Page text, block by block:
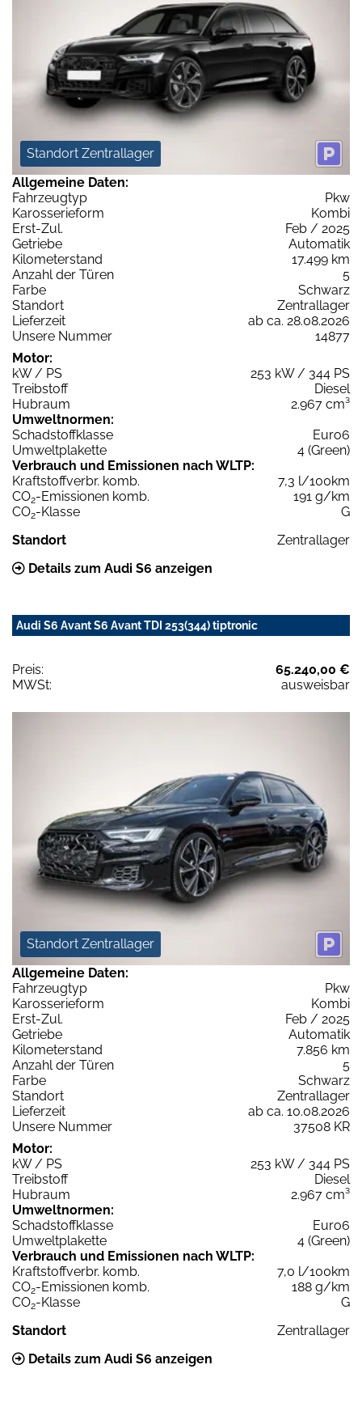
Standort Zentrallager
Allgemeine Daten:
Fahrzeugtyp
Pkw
Karosserieform
Kombi
Erst-Zul.
Feb / 2025
Getriebe
Automatik
Kilometerstand
17.499 km
Anzahl der Türen
5
Farbe
Schwarz
Standort
Zentrallager
Lieferzeit
ab ca. 28.08.2026
Unsere Nummer
14877
Motor:
kW / PS
253 kW / 344 PS
Treibstoff
Diesel
Hubraum
2.967 cm³
Umweltnormen:
Schadstoffklasse
Euro6
Umweltplakette
4 (Green)
Verbrauch und Emissionen nach WLTP:
Kraftstoffverbr. komb.
7,3 l/100km
CO2-Emissionen komb.
191 g/km
CO2-Klasse
G
Standort
Zentrallager
Details zum Audi S6 anzeigen
Audi S6 Avant S6 Avant TDI 253(344) tiptronic
Preis:
65.240,00 €
MWSt:
ausweisbar
Standort Zentrallager
Allgemeine Daten:
Fahrzeugtyp
Pkw
Karosserieform
Kombi
Erst-Zul.
Feb / 2025
Getriebe
Automatik
Kilometerstand
7.856 km
Anzahl der Türen
5
Farbe
Schwarz
Standort
Zentrallager
Lieferzeit
ab ca. 10.08.2026
Unsere Nummer
37508 KR
Motor:
kW / PS
253 kW / 344 PS
Treibstoff
Diesel
Hubraum
2.967 cm³
Umweltnormen:
Schadstoffklasse
Euro6
Umweltplakette
4 (Green)
Verbrauch und Emissionen nach WLTP:
Kraftstoffverbr. komb.
7,0 l/100km
CO2-Emissionen komb.
188 g/km
CO2-Klasse
G
Standort
Zentrallager
Details zum Audi S6 anzeigen